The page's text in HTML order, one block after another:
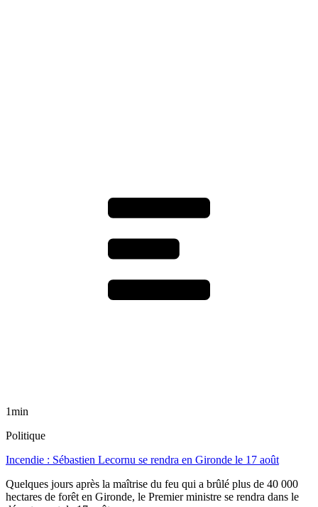
1min
Politique
Incendie : Sébastien Lecornu se rendra en Gironde le 17 août
Quelques jours après la maîtrise du feu qui a brûlé plus de 40 000
hectares de forêt en Gironde, le Premier ministre se rendra dans le